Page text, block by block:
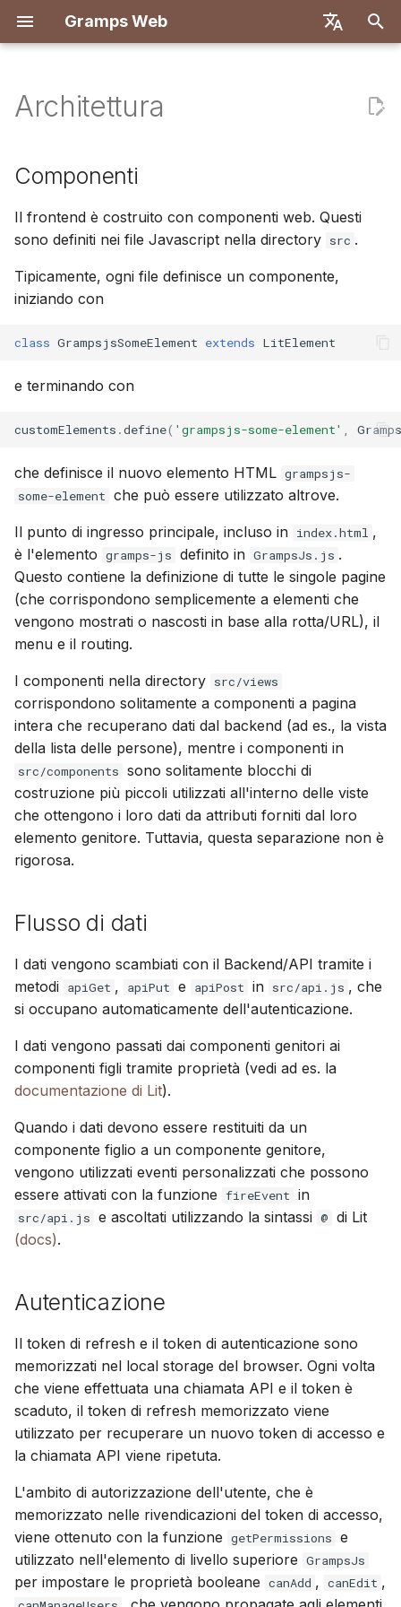
Gramps Web
Tiếng Việt
Українська
a
z
a
r
e
r
c
a
Caratteristiche
Iniziare
Prova in locale
Installazione e
Distribuzione
DigitalOcean
Amministrazione del
Server
Autenticazione OIDC
Aggiornamento
Utilizzo di PostgreSQL
Limitare l'uso di CPU e
memoria
Telemetria
Gramps 5.2
Guida all'aggiornamento
Gramps 6.0
Introduzione
Crea account proprietario
Importa dati
Gestisci utenti
Impostazioni di
Introduzione
Primi passi
Esplora il tuo albero Linea temporale
Usa il blog
Modifica nell'albero
DNA
Browser dei cromosomi
Strumenti di ricerca
Cronologia
Avanzato
Ricerca esterna
Account e preferenze
Notifiche
Introduzione
Configurazione sviluppo
Specifiche API
Componenti
Flusso di dati
Autenticazione
Architettura
Componenti
Il frontend è costruito con componenti web. Questi
sono definiti nei file Javascript nella directory src .
Tipicamente, ogni file definisce un componente,
iniziando con
class GrampsjsSomeElement extends LitElement
e terminando con
customElements .define( 'grampsjs-some-element'
che definisce il nuovo elemento HTML grampsjs-
some-element che può essere utilizzato altrove.
Il punto di ingresso principale, incluso in index.html ,
è l'elemento gramps-js definito in GrampsJs.js .
Questo contiene la definizione di tutte le singole pagine
(che corrispondono semplicemente a elementi che
vengono mostrati o nascosti in base alla rotta/URL), il
menu e il routing.
I componenti nella directory src/views
corrispondono solitamente a componenti a pagina
intera che recuperano dati dal backend (ad es., la vista
della lista delle persone), mentre i componenti in
src/components sono solitamente blocchi di
costruzione più piccoli utilizzati all'interno delle viste
che ottengono i loro dati da attributi forniti dal loro
elemento genitore. Tuttavia, questa separazione non è
rigorosa.
Flusso di dati
I dati vengono scambiati con il Backend/API tramite i
metodi apiGet , apiPut e apiPost in src/api.js , che
si occupano automaticamente dell'autenticazione.
I dati vengono passati dai componenti genitori ai
componenti figli tramite proprietà (vedi ad es. la
documentazione di Lit).
Quando i dati devono essere restituiti da un
componente figlio a un componente genitore,
vengono utilizzati eventi personalizzati che possono
essere attivati con la funzione fireEvent in
src/api.js e ascoltati utilizzando la sintassi @ di Lit
(docs).
Autenticazione
Il token di refresh e il token di autenticazione sono
memorizzati nel local storage del browser. Ogni volta
che viene effettuata una chiamata API e il token è
scaduto, il token di refresh memorizzato viene
utilizzato per recuperare un nuovo token di accesso e
la chiamata API viene ripetuta.
L'ambito di autorizzazione dell'utente, che è
memorizzato nelle rivendicazioni del token di accesso,
viene ottenuto con la funzione getPermissions e
utilizzato nell'elemento di livello superiore GrampsJs
per impostare le proprietà booleane canAdd , canEdit ,